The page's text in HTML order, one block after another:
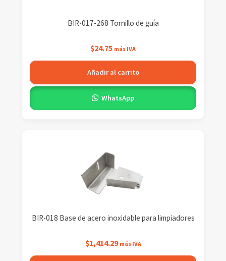
BIR-017-268 Tornillo de guía
$24.75 más IVA
Añadir al carrito
WhatsApp
BIR-018 Base de acero inoxidable para limpiadores
$1,414.29 más IVA